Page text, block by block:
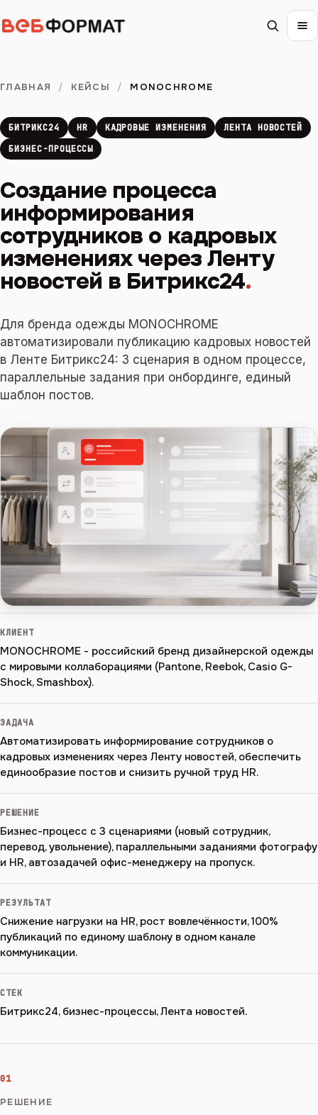
ГЛАВНАЯ / КЕЙСЫ / MONOCHROME
БИТРИКС24 HR КАДРОВЫЕ ИЗМЕНЕНИЯ
ЛЕНТА НОВОСТЕЙ
БИЗНЕС-ПРОЦЕССЫ
Создание процесса
информирования
сотрудников о кадровых
изменениях через Ленту
новостей в Битрикс24.
Для бренда одежды MONOCHROME
автоматизировали публикацию кадровых новостей
в Ленте Битрикс24: 3 сценария в одном процессе,
параллельные задания при онбординге, единый
шаблон постов.
КЛИЕНТ
MONOCHROME - российский бренд дизайнерской одежды
с мировыми коллаборациями (Pantone, Reebok, Casio G-
Shock, Smashbox).
ЗАДАЧА
Автоматизировать информирование сотрудников о
кадровых изменениях через Ленту новостей, обеспечить
единообразие постов и снизить ручной труд HR.
РЕШЕНИЕ
Бизнес-процесс с 3 сценариями (новый сотрудник,
перевод, увольнение), параллельными заданиями фотографу
и HR, автозадачей офис-менеджеру на пропуск.
РЕЗУЛЬТАТ
Снижение нагрузки на HR, рост вовлечённости, 100%
публикаций по единому шаблону в одном канале
коммуникации.
СТЕК
Битрикс24, бизнес-процессы, Лента новостей.
01
РЕШЕНИЕ